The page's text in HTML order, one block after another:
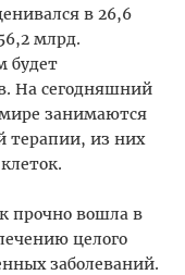
в 26,6
млрд.
будет
На сегодняшний
занимаются
терапии, из них
прочно вошла в
целого
заболеваний.